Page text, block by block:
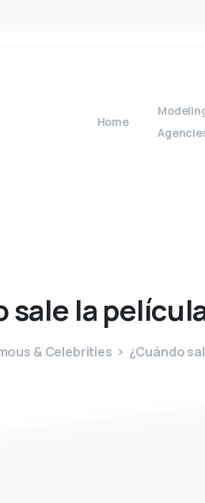
Home
sale la
& Celebrities ¿Cuándo